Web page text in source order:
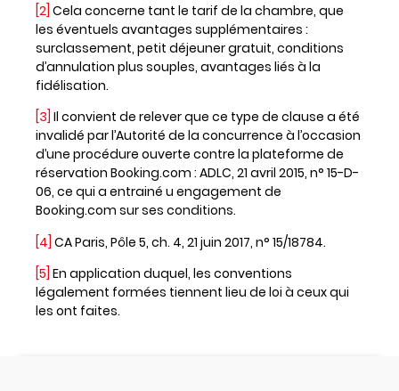
[2] Cela concerne tant le tarif de la chambre, que
les éventuels avantages supplémentaires :
surclassement, petit déjeuner gratuit, conditions
d’annulation plus souples, avantages liés à la
fidélisation.
[3] Il convient de relever que ce type de clause a été
invalidé par l’Autorité de la concurrence à l’occasion
d’une procédure ouverte contre la plateforme de
réservation Booking.com : ADLC, 21 avril 2015, n° 15-D-
06, ce qui a entrainé u engagement de
Booking.com sur ses conditions.
[4] CA Paris, Pôle 5, ch. 4, 21 juin 2017, n° 15/18784.
[5] En application duquel, les conventions
légalement formées tiennent lieu de loi à ceux qui
les ont faites.